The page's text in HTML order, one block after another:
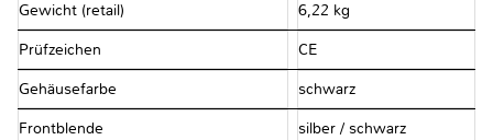
Gewicht (retail) 6,22 kg
Prüfzeichen CE
Gehäusefarbe schwarz
Frontblende silber / schwarz